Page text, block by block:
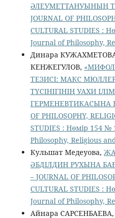
ӘЛЕУМЕТТАНУЫНЫҢ
JОURNAL OF
CULTURAL STUDIES :
Jоurnal of Philosophy,
Динара
КЕНЖЕГУЛОВ,
ТЕЗИСІ: МАКС
ТҮСІНІГІНІҢ УАХИ
OF PHILOSOPHY,
STUDIES : Нөмір 154 №
Philosophy, Religious
Кульшат Медеуова,
ӘБДІЛДИН РУХЫНА
– JОURNAL OF
CULTURAL STUDIES :
Jоurnal of Philosophy,
Айнара